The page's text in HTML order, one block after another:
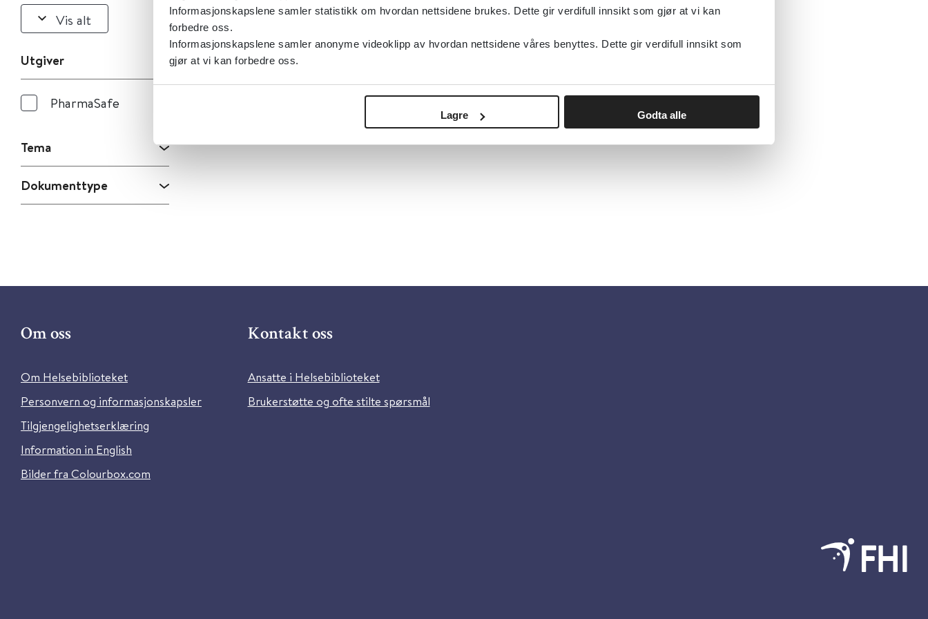
Informasjonskapslene samler statistikk om hvordan nettsidene brukes. Dette gir verdifull innsikt som gjør at vi kan
forbedre oss.
Informasjonskapslene samler anonyme videoklipp av hvordan nettsidene våres benyttes. Dette gir verdifull innsikt som
gjør at vi kan forbedre oss.
Lagre Godta alle
Vis alt
Utgiver
PharmaSafe
Tema
Dokumenttype
Om oss
Om Helsebiblioteket
Personvern og informasjonskapsler
Tilgjengelighetserklæring
Information in English
Bilder fra Colourbox.com
Kontakt oss
Ansatte i Helsebiblioteket
Brukerstøtte og ofte stilte spørsmål